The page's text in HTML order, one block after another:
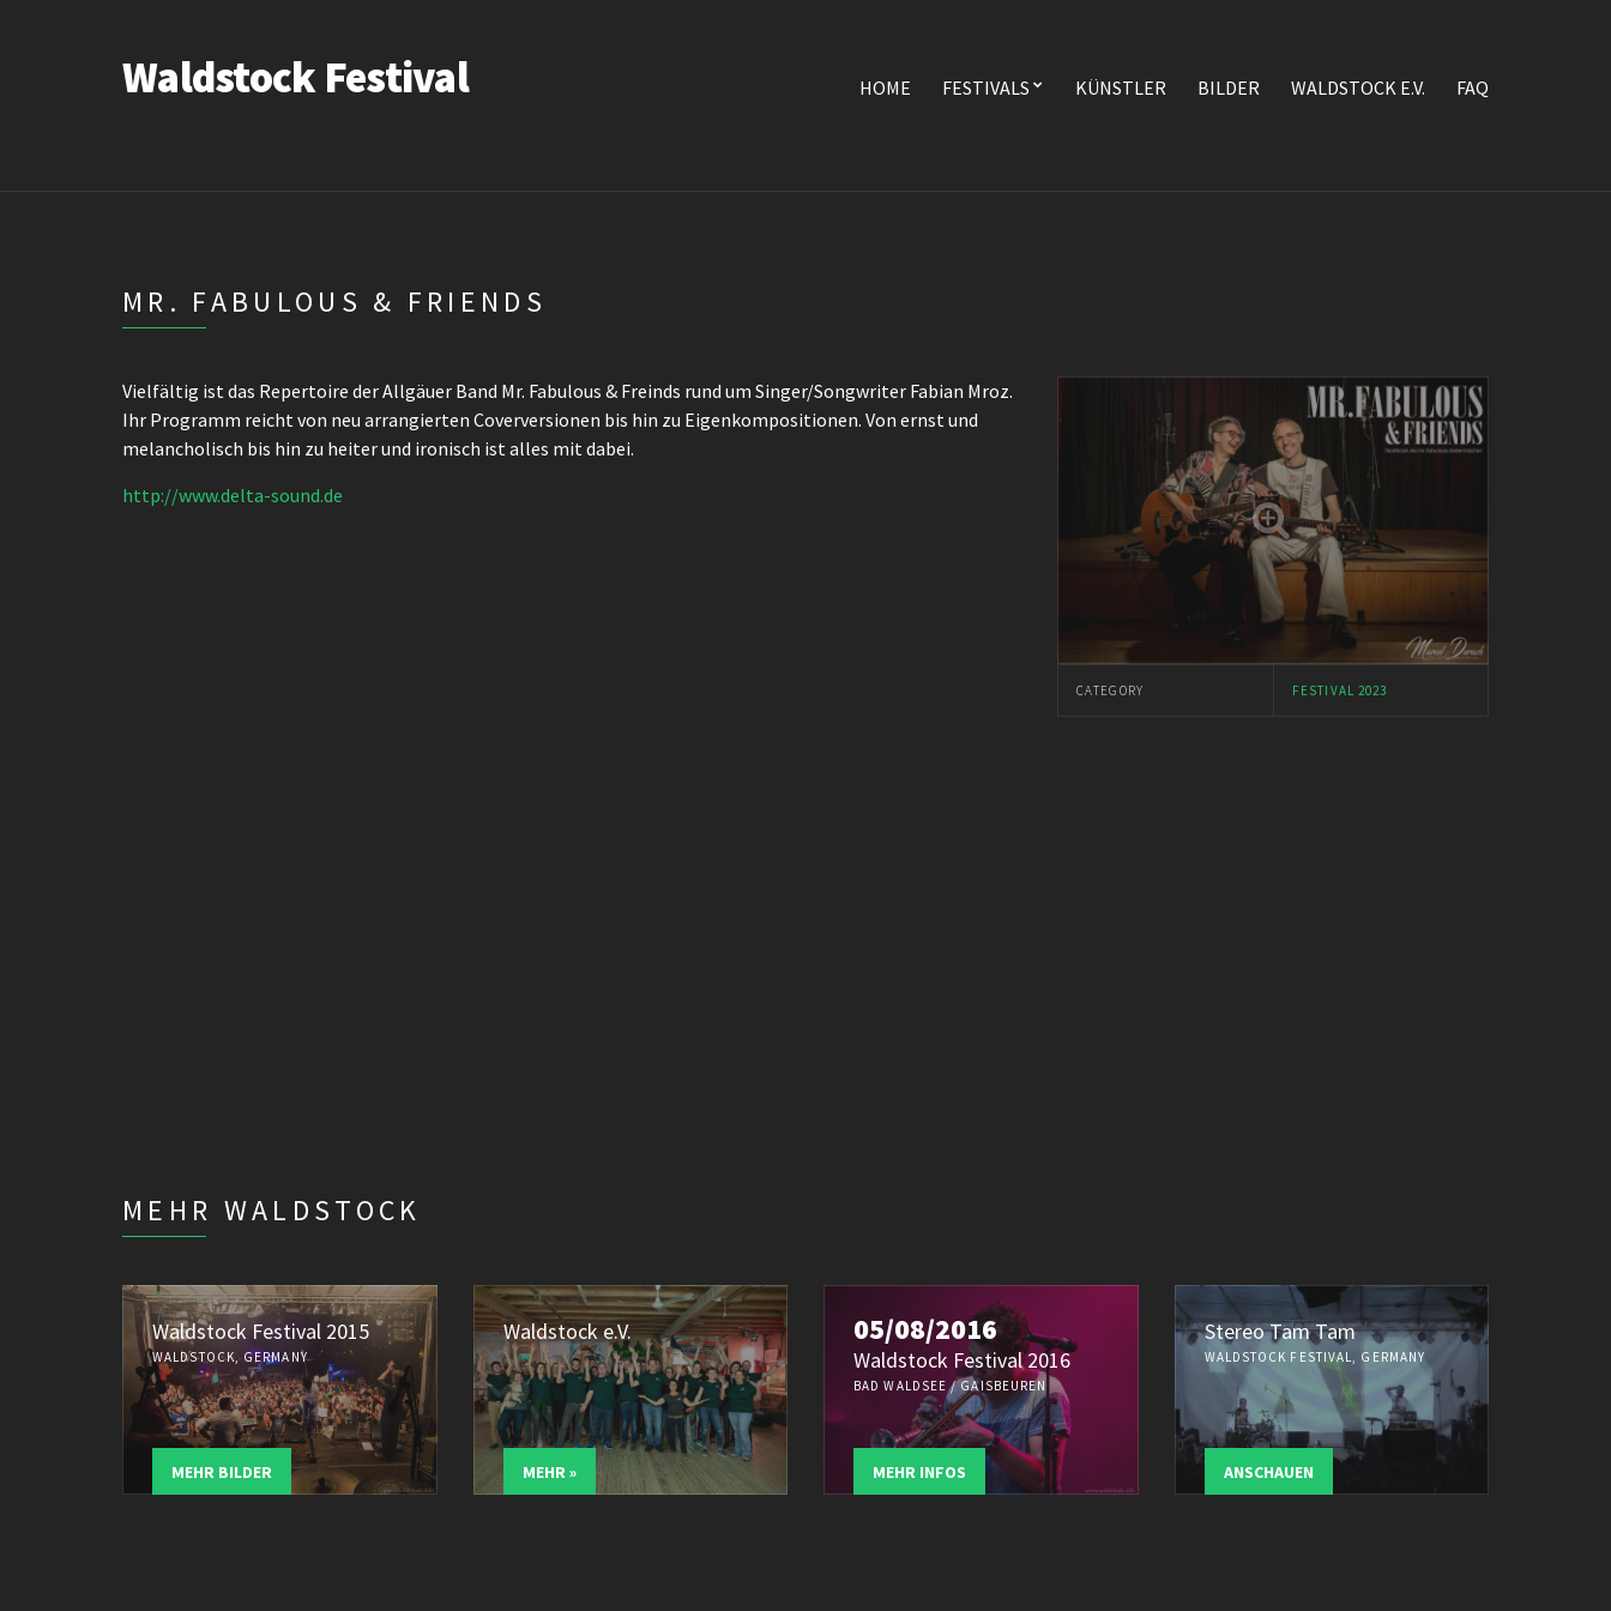
Waldstock Festival HOME FESTIVALS KÜNSTLER BILDER WALDSTOCK E.V. FAQ
MR. FABULOUS & FRIENDS
CATEGORY FESTIVAL 2023
Vielfältig ist das Repertoire der Allgäuer Band Mr. Fabulous & Freinds rund um Singer/Songwriter Fabian Mroz.
Ihr Programm reicht von neu arrangierten Coverversionen bis hin zu Eigenkompositionen. Von ernst und
melancholisch bis hin zu heiter und ironisch ist alles mit dabei.
http://www.delta-sound.de
MEHR WALDSTOCK
Waldstock Festival 2015
WALDSTOCK, GERMANY
MEHR BILDER
Waldstock e.V.
MEHR »
05/08/2016
Waldstock Festival 2016
BAD WALDSEE / GAISBEUREN
MEHR INFOS
Stereo Tam Tam
WALDSTOCK FESTIVAL, GERMANY
ANSCHAUEN